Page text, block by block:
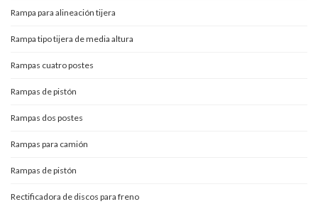
Rampa para alineación tijera
Rampa tipo tijera de media altura
Rampas cuatro postes
Rampas de pistón
Rampas dos postes
Rampas para camión
Rampas de pistón
Rectificadora de discos para freno